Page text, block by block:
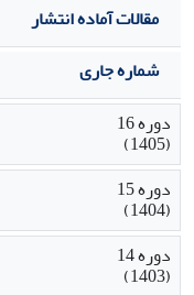
مقالات آماده انتشار
شماره جاری
دوره 16
(1405)
دوره 15
(1404)
دوره 14
(1403)